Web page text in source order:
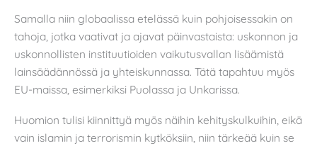
Samalla niin globaalissa etelässä kuin pohjoisessakin on
tahoja, jotka vaativat ja ajavat päinvastaista: uskonnon ja
uskonnollisten instituutioiden vaikutusvallan lisäämistä
lainsäädännössä ja yhteiskunnassa. Tätä tapahtuu myös
EU-maissa, esimerkiksi Puolassa ja Unkarissa.
Huomion tulisi kiinnittyä myös näihin kehityskulkuihin, eikä
vain islamin ja terrorismin kytköksiin, niin tärkeää kuin se